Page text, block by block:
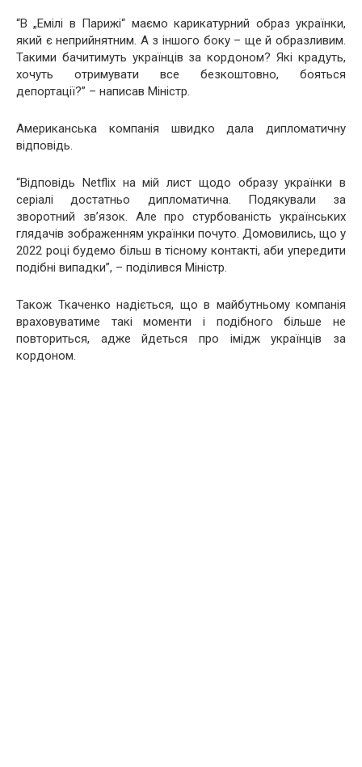
“В „Емілі в Парижі“ маємо карикатурний образ українки,
який є неприйнятним. А з іншого боку – ще й образливим.
Такими бачитимуть українців за кордоном? Які крадуть,
хочуть отримувати все безкоштовно, бояться
депортації?” – написав Міністр.
Американська компанія швидко дала дипломатичну
відповідь.
“Відповідь Netflix на мій лист щодо образу українки в
серіалі достатньо дипломатична. Подякували за
зворотний зв’язок. Але про стурбованість українських
глядачів зображенням українки почуто. Домовились, що у
2022 році будемо більш в тісному контакті, аби упередити
подібні випадки”, – поділився Міністр.
Також Ткаченко надіється, що в майбутньому компанія
враховуватиме такі моменти і подібного більше не
повториться, адже йдеться про імідж українців за
кордоном.